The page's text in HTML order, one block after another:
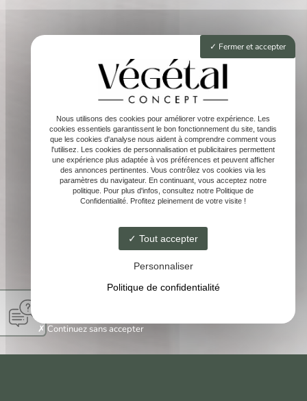
Fermer et accepter
Nous utilisons des cookies pour améliorer votre expérience. Les
cookies essentiels garantissent le bon fonctionnement du site, tandis
que les cookies d'analyse nous aident à comprendre comment vous
l'utilisez. Les cookies de personnalisation et publicitaires permettent
une expérience plus adaptée à vos préférences et peuvent afficher
des annonces pertinentes. Vous contrôlez vos cookies via les
paramètres du navigateur. En continuant, vous acceptez notre
politique. Pour plus d'infos, consultez notre Politique de
Confidentialité. Profitez pleinement de votre visite !
Tout accepter
Personnaliser
Politique de confidentialité
Continuez sans accepter